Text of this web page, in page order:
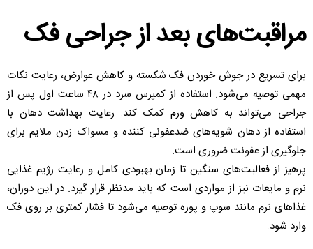
مراقبت‌های بعد از جراحی فک
برای تسریع در جوش خوردن فک شکسته و کاهش عوارض، رعایت نکات
مهمی توصیه می‌شود. استفاده از کمپرس سرد در ۴۸ ساعت اول پس از
جراحی می‌تواند به کاهش ورم کمک کند. رعایت بهداشت دهان با
استفاده از دهان ‌شویه‌های ضدعفونی ‌کننده و مسواک زدن ملایم برای
جلوگیری از عفونت ضروری است.
پرهیز از فعالیت‌های سنگین تا زمان بهبودی کامل و رعایت رژیم غذایی
نرم و مایعات نیز از مواردی است که باید مدنظر قرار گیرد. در این دوران،
غذاهای نرم مانند سوپ‌ و پوره‌ توصیه می‌شود تا فشار کمتری بر روی فک
وارد شود.